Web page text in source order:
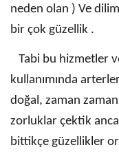
neden olan ) Ve
bir çok güzellik .
Tabi bu hizmetler
kullanımında
doğal, zaman
zorluklar çektik
bittikçe güzellikler